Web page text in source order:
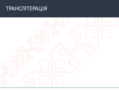
ТРАНСЛІТЕРАЦІЯ